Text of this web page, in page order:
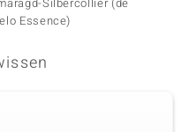
Essence)